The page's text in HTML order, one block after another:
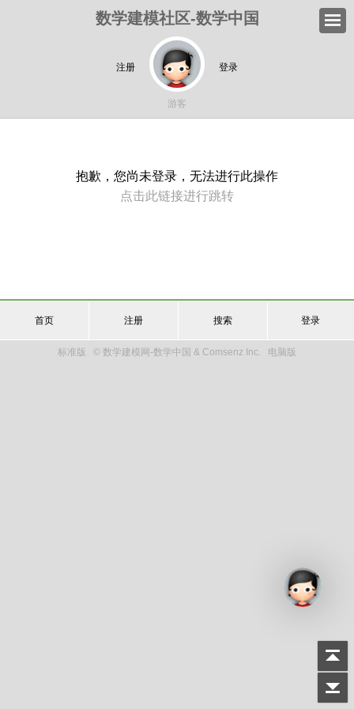
数学建模社区-数学中国
注册 登录
游客
抱歉，您尚未登录，无法进行此操作
点击此链接进行跳转
首页 注册 搜索 登录
标准版 © 数学建模网-数学中国 & Comsenz Inc. 电脑版